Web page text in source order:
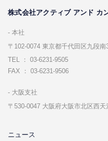
株式会社アクティブ アンド カ
本社
〒102-0074 東京都千代⽥区九段
TEL ： 03-6231-9505
FAX ： 03-6231-9506
⼤阪⽀社
〒530-0047 ⼤阪府⼤阪市北区⻄
ニュース